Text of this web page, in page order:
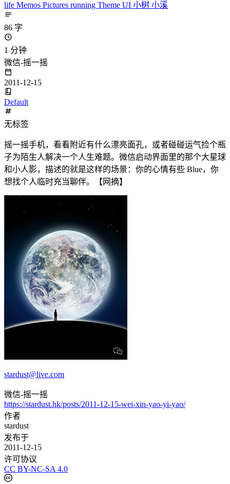
life Memos Pictures running Theme UI 小树 小溪
86 字
1 分钟
微信-摇一摇
2011-12-15
Default
无标签
摇一摇手机，看看附近有什么漂亮面孔，或者碰碰运气捡个瓶
子为陌生人解决一个人生难题。微信启动界面里的那个大星球
和小人影，描述的就是这样的场景：你的心情有些 Blue，你
想找个人临时充当聊伴。【网摘】
stardust@live.com
微信-摇一摇
https://stardust.hk/posts/2011-12-15-wei-xin-yao-yi-yao/
作者
stardust
发布于
2011-12-15
许可协议
CC BY-NC-SA 4.0